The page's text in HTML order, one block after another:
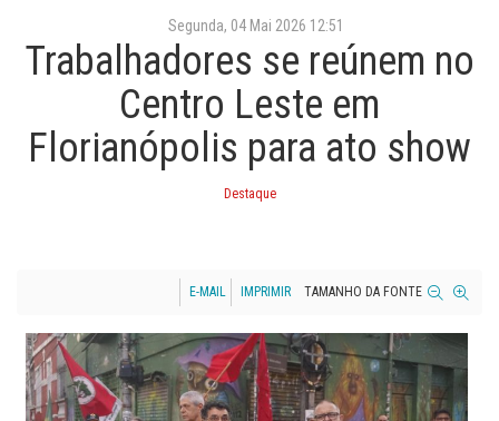
Segunda, 04 Mai 2026 12:51
Trabalhadores se reúnem no
Centro Leste em
Florianópolis para ato show
Destaque
TAMANHO DA FONTE
IMPRIMIR
E-MAIL